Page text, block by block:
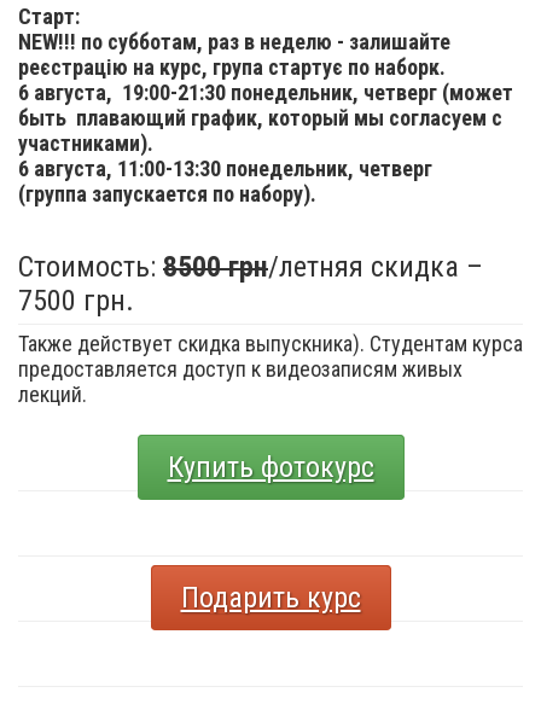
Старт:
NEW!!! по субботам, раз в неделю - залишайте
реєстрацію на курс, група стартує по наборк.
6 августа, 19:00-21:30 понедельник, четверг (может
быть плавающий график, который мы согласуем с
участниками).
6 августа, 11:00-13:30 понедельник, четверг
(группа запускается по набору).
Стоимость: 8500 грн/летняя скидка –
7500 грн.
Также действует скидка выпускника). Студентам курса
предоставляется доступ к видеозаписям живых
лекций.
Купить фотокурс
Подарить курс